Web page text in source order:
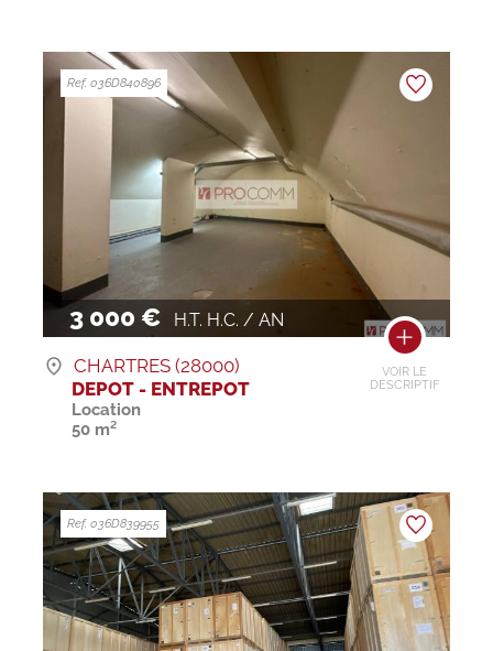
3 000 € H.T. H.C. / AN
VOIR LE
DESCRIPTIF
Ref. 036D840896
CHARTRES (28000)
DEPOT - ENTREPOT
Location
50 m²
Ref. 036D839955